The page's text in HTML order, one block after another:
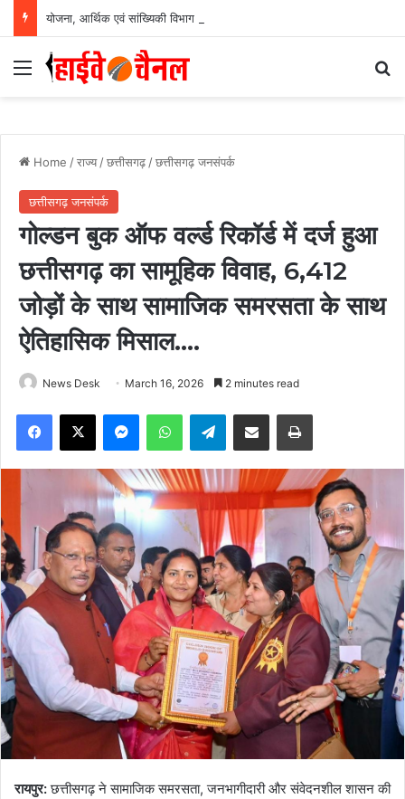
Menu
Home /राज्य /छत्तीसगढ़ /छत्तीसगढ़ जनसंपर्क
छत्तीसगढ़ जनसंपर्क
गोल्डन बुक ऑफ वर्ल्ड रिकॉर्ड में दर्ज हुआ
छत्तीसगढ़ का सामूहिक विवाह, 6,412
जोड़ों के साथ सामाजिक समरसता के साथ
ऐतिहासिक मिसाल….
News Desk March 16, 2026 2 minutes read
Facebook
X MessengerWhatsAppTelegramShare via Email Print
रायपुर:छत्तीसगढ़ ने सामाजिक समरसता, जनभागीदारी और संवेदनशील शासन की